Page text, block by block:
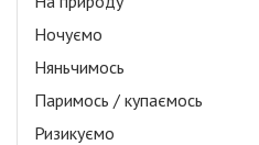
Ночуємо
Няньчимось
Паримось / купаємось
Ризикуємо